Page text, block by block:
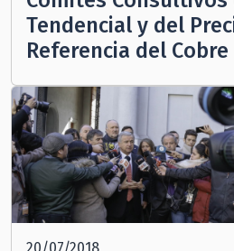
Tendencial y del
Referencia del Cobre